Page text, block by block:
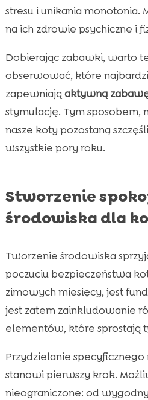
stresu i unikania monotonia.
na ich zdrowie psychiczne i
Dobierając zabawki, warto
obserwować, które
zapewniają aktywną
stymulację. Tym sposobem,
nasze koty pozostaną
wszystkie pory roku.
Stworzenie
środowiska dla
Tworzenie środowiska
poczuciu bezpieczeństwa
zimowych miesięcy, jest
jest zatem zainkludowanie
elementów, które sprostają
Przydzielanie
stanowi pierwszy krok.
nieograniczone: od